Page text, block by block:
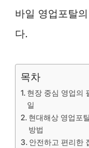
바일 영업포탈
다.
목차
현장 중심 영업의
일
현대해상 영업포
방법
안전하고 편리한